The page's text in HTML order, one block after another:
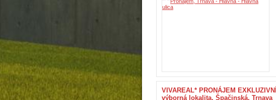
VIVAREAL* PRONÁJEM
výborná lokalita, Špačinská, Trnava